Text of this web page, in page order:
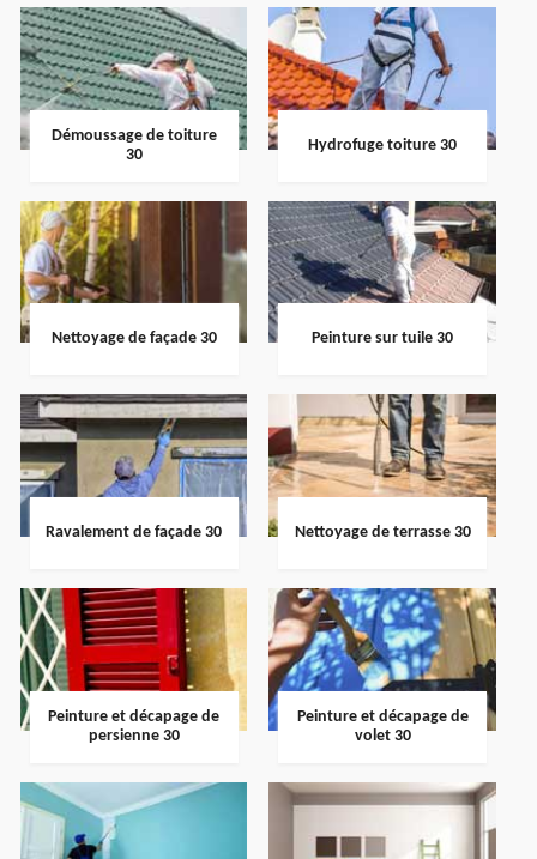
Démoussage de toiture
30
Hydrofuge toiture 30
Nettoyage de façade 30 Peinture sur tuile 30
Ravalement de façade 30 Nettoyage de terrasse 30
Peinture et décapage de
persienne 30
Peinture et décapage de
volet 30